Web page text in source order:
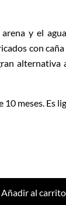
y el
con
alternativa
meses. Es
Añadir al carrito